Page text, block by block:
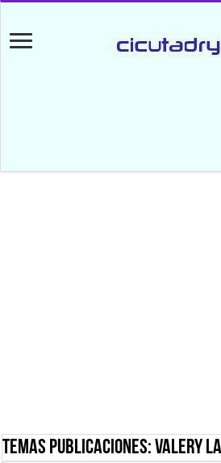
Temas Publicaciones:Valery